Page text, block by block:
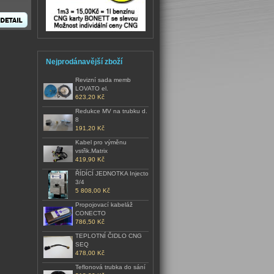
Nejprodánavější zboží
Revizní sada memb
LOVATO el.
623,20 Kč
Redukce MV na trubku d.
8
191,20 Kč
Kabel pro výměnu
vstřik.Matrix
419,90 Kč
ŘÍDÍCÍ JEDNOTKA Injecto
3/4
5 808,00 Kč
Propojovací kabeláž
CONECTO
786,50 Kč
TEPLOTNÍ ČIDLO CNG
SEQ
478,00 Kč
Teflonová trubka do sání